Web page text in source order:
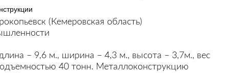
(Кемеровская область)
– 9,6 м., ширина – 4,3 м., высота – 3,7м., вес
40 тонн. Металлоконструкцию